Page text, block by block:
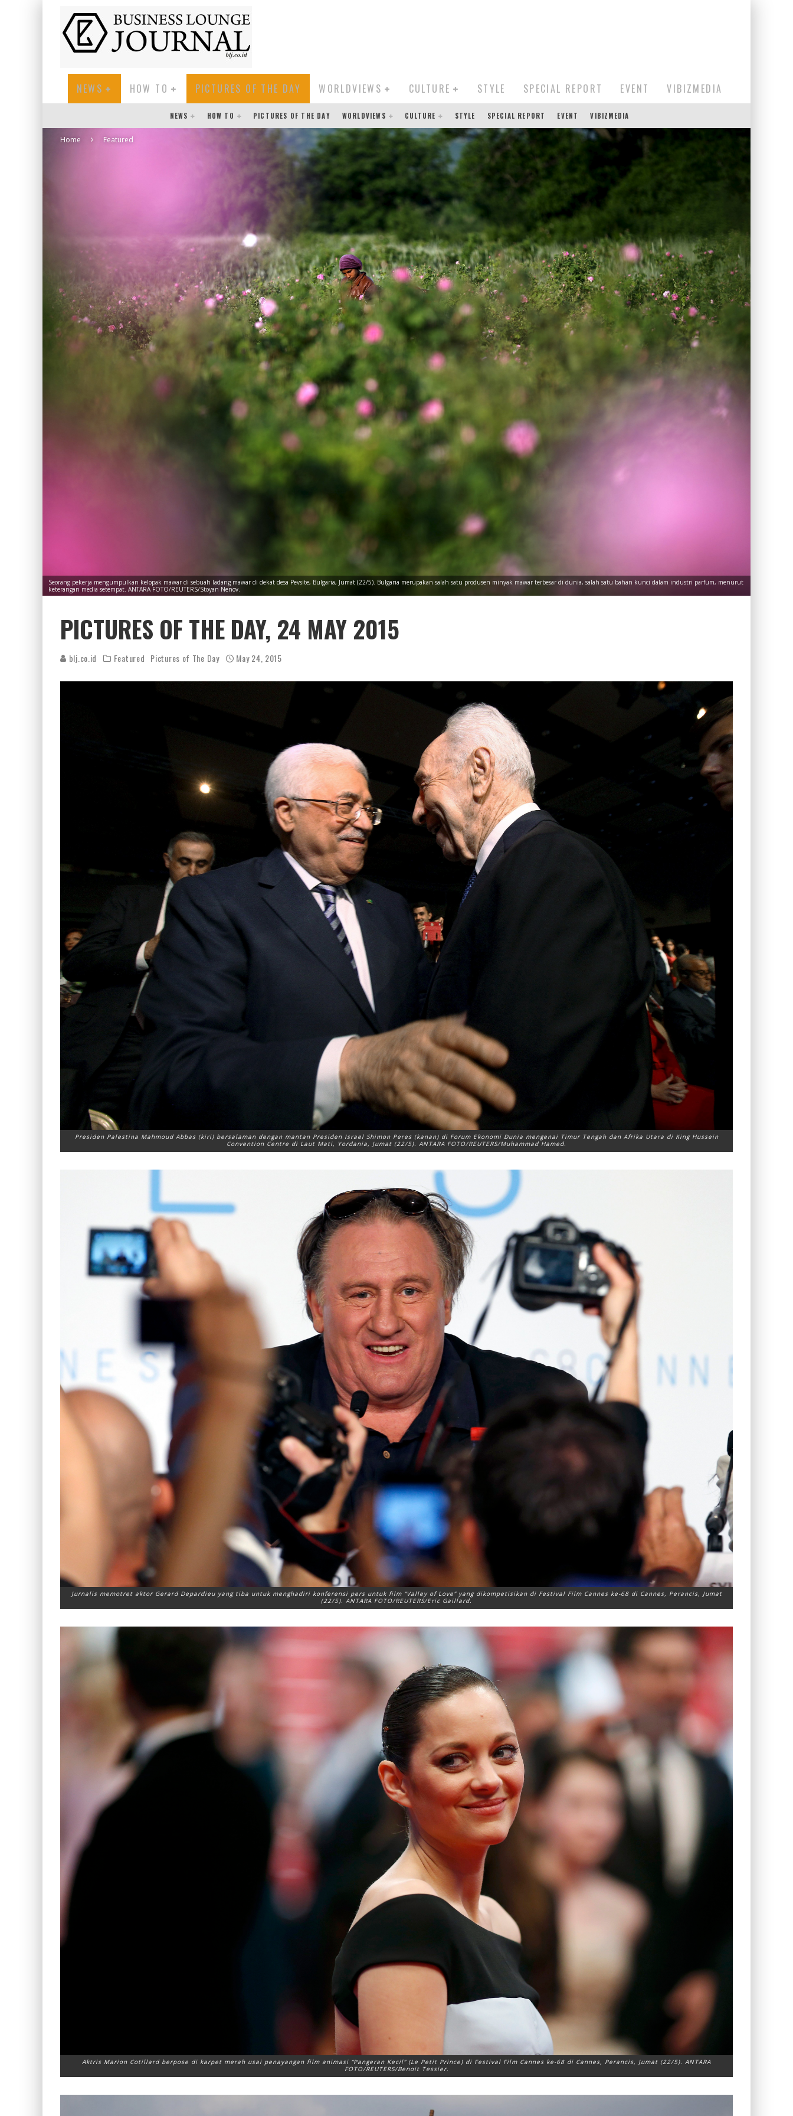
NEWS HOW TO PICTURES OF THE DAY WORLDVIEWS CULTURE STYLE SPECIAL REPORT EVENT VIBIZMEDIA
NEWS HOW TO PICTURES OF THE DAY WORLDVIEWS CULTURE STYLE SPECIAL REPORT EVENT VIBIZMEDIA
Home Featured
Seorang pekerja mengumpulkan kelopak mawar di sebuah ladang mawar di dekat desa Pevsite, Bulgaria, Jumat (22/5). Bulgaria merupakan salah satu produsen minyak mawar terbesar di dunia, salah satu bahan kunci dalam industri parfum, menurut
keterangan media setempat. ANTARA FOTO/REUTERS/Stoyan Nenov.
PICTURES OF THE DAY, 24 MAY 2015
blj.co.id Featured Pictures of The Day May 24, 2015
Presiden Palestina Mahmoud Abbas (kiri) bersalaman dengan mantan Presiden Israel Shimon Peres (kanan) di Forum Ekonomi Dunia mengenai Timur Tengah dan Afrika Utara di King Hussein
Convention Centre di Laut Mati, Yordania, Jumat (22/5). ANTARA FOTO/REUTERS/Muhammad Hamed.
Jurnalis memotret aktor Gerard Depardieu yang tiba untuk menghadiri konferensi pers untuk film “Valley of Love” yang dikompetisikan di Festival Film Cannes ke-68 di Cannes, Perancis, Jumat
(22/5). ANTARA FOTO/REUTERS/Eric Gaillard.
Aktris Marion Cotillard berpose di karpet merah usai penayangan film animasi “Pangeran Kecil” (Le Petit Prince) di Festival Film Cannes ke-68 di Cannes, Perancis, Jumat (22/5). ANTARA
FOTO/REUTERS/Benoit Tessier.